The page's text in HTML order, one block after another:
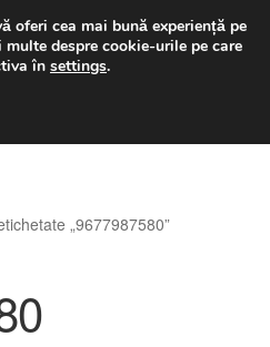
031 229 6816
„9677987580”
oferi cea mai bună experiență pe
despre cookie-urile pe care
în settings.